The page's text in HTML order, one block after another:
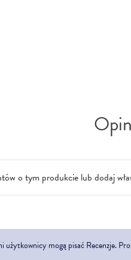
o tym produkcie lub dodaj
użytkownicy mogą pisać Recenzje.